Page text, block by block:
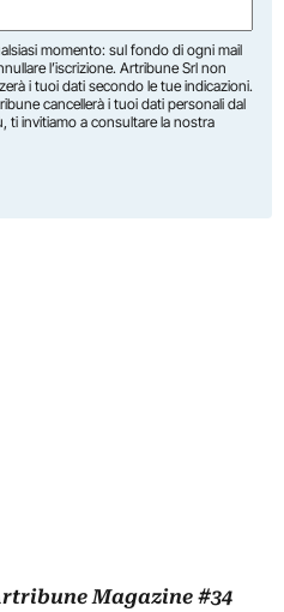
momento: sul fondo di ogni mail
l’iscrizione. Artribune Srl non
i tuoi dati secondo le tue indicazioni.
cancellerà i tuoi dati personali dal
ti invitiamo a consultare la nostra
Magazine #34